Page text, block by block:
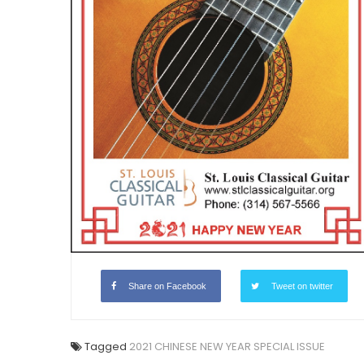
古
典
吉
他
協
會〉
中
Share on Facebook Tweet on twitter
Tagged 2021 CHINESE NEW YEAR SPECIAL ISSUE
Lu Team 卢长志
圣路易时报
免费健康检查 无需预约
条件者使用 欢迎参加索
9点至中午 Grace UM